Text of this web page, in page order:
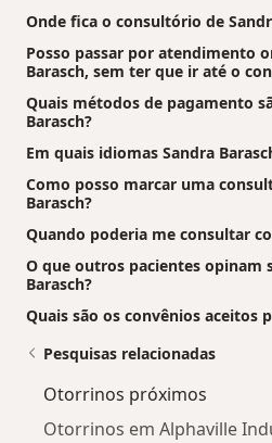
Onde fica o consultório de
Posso passar por atendimento
Barasch, sem ter que ir até o
Quais métodos de pagamento
Barasch?
Em quais idiomas Sandra
Como posso marcar uma
Barasch?
Quando poderia me consultar
O que outros pacientes opinam
Barasch?
Quais são os convênios aceitos
Pesquisas relacionadas
Otorrinos próximos
Otorrinos em Alphaville